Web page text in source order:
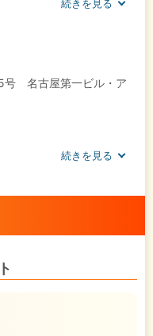
続きを見る
号 名古屋第一ビル・ア
続きを見る